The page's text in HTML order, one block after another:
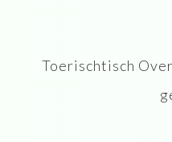
Toerischtisch